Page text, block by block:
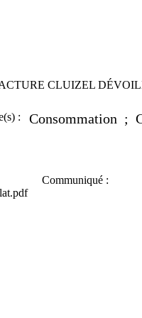
CLUIZEL
: Consommation ;
Communiqué :